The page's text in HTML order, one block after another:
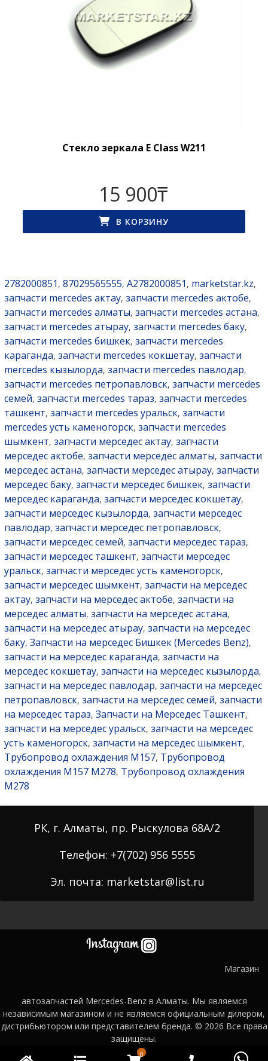
Стекло зеркала E Class W211
15 900₸
В КОРЗИНУ
2782000851 , 87029565555, A2782000851 , marketstar.kz,
запчасти mercedes актау, запчасти mercedes актобе,
запчасти mercedes алматы, запчасти mercedes астана,
запчасти mercedes атырау, запчасти mercedes баку,
запчасти mercedes бишкек, запчасти mercedes
караганда, запчасти mercedes кокшетау, запчасти
mercedes кызылорда, запчасти mercedes павлодар,
запчасти mercedes петропавловск, запчасти mercedes
семей, запчасти mercedes тараз, запчасти mercedes
ташкент, запчасти mercedes уральск, запчасти
mercedes усть каменогорск, запчасти mercedes
шымкент, запчасти мерседес актау, запчасти
мерседес актобе, запчасти мерседес алматы, запчасти
мерседес астана, запчасти мерседес атырау, запчасти
мерседес баку, запчасти мерседес бишкек, запчасти
мерседес караганда, запчасти мерседес кокшетау,
запчасти мерседес кызылорда, запчасти мерседес
павлодар, запчасти мерседес петропавловск,
запчасти мерседес семей, запчасти мерседес тараз,
запчасти мерседес ташкент, запчасти мерседес
уральск, запчасти мерседес усть каменогорск,
запчасти мерседес шымкент, запчасти на мерседес
актау, запчасти на мерседес актобе, запчасти на
мерседес алматы, запчасти на мерседес астана,
запчасти на мерседес атырау, запчасти на мерседес
баку, Запчасти на мерседес Бишкек (Mercedes Benz),
запчасти на мерседес караганда, запчасти на
мерседес кокшетау, запчасти на мерседес кызылорда,
запчасти на мерседес павлодар, запчасти на мерседес
петропавловск, запчасти на мерседес семей, запчасти
на мерседес тараз, Запчасти на Мерседес Ташкент,
запчасти на мерседес уральск, запчасти на мерседес
усть каменогорск, запчасти на мерседес шымкент,
Трубопровод охлаждения М157, Трубопровод
охлаждения М157 М278, Трубопровод охлаждения
М278
РК, г. Алматы, пр. Рыскулова 68А/2
Телефон: +7(702) 956 5555
Эл. почта: marketstar@list.ru
Магазин
автозапчастей Mercedes-Benz в Алматы. Мы являемся
независимым магазином и не являемся официальным дилером,
дистрибьютором или представителем бренда. © 2026 Все права
защищены.
0